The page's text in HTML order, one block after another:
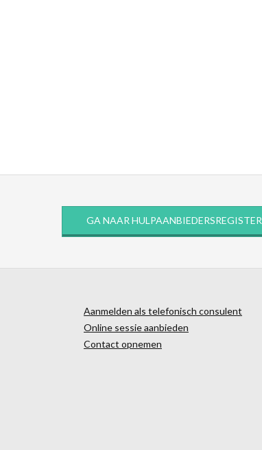
GA NAAR HULPAANBIEDERSREGISTER
Aanmelden als telefonisch consulent
Online sessie aanbieden
Contact opnemen